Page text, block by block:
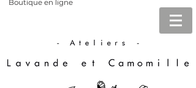
Boutique en ligne